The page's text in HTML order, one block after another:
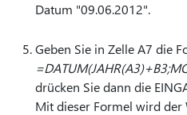
Datum "09.06.2012".
Geben Sie in Zelle A7 die
drücken Sie dann die
Mit dieser Formel wird der